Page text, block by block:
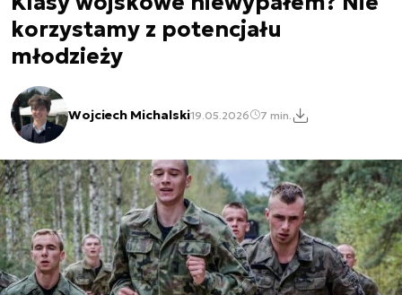
korzystamy z potencjału
młodzieży
Wojciech Michalski19.05.2026 7 min.